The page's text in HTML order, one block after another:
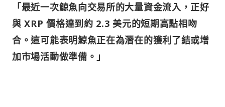
「最近一次鯨魚向交易所的大量資金流入，正好
與 XRP 價格達到約 2.3 美元的短期高點相吻
合。這可能表明鯨魚正在為潛在的獲利了結或增
加市場活動做準備。」